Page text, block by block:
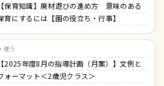
【保育知識】廃材遊びの進め方 意味のある
育にするには【園の役立ち・行事】
使う
【2025年度8月の指導計画（月案）】文例と
ォーマット＜2歳児クラス＞